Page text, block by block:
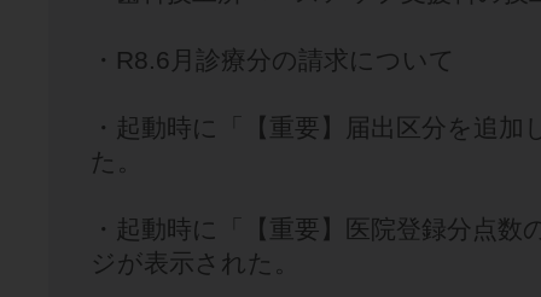
・R8.6月診療分の請求について
・起動時に「【重要】届出区分を追
た。
・起動時に「【重要】医院登録分点
ジが表示された。